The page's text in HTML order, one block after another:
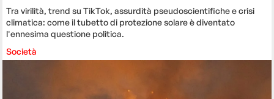
Tra virilità, trend su TikTok, assurdità pseudoscientifiche e crisi
climatica: come il tubetto di protezione solare è diventato
l'ennesima questione politica.
Società